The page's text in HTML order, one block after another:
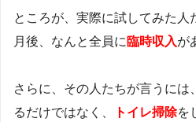
ところが、実際に試してみた人
月後、なんと全員に 臨時収入が
さらに、その人たちが言うには
るだけではなく、
トイレ掃除を